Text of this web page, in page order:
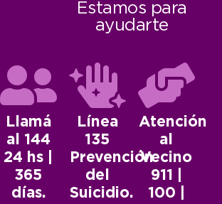
Estamos para
ayudarte
Llamá
al 144
24 hs |
365
días.
Línea
135
Prevención
del
Suicidio.
Atención
al
Vecino
911 |
100 |